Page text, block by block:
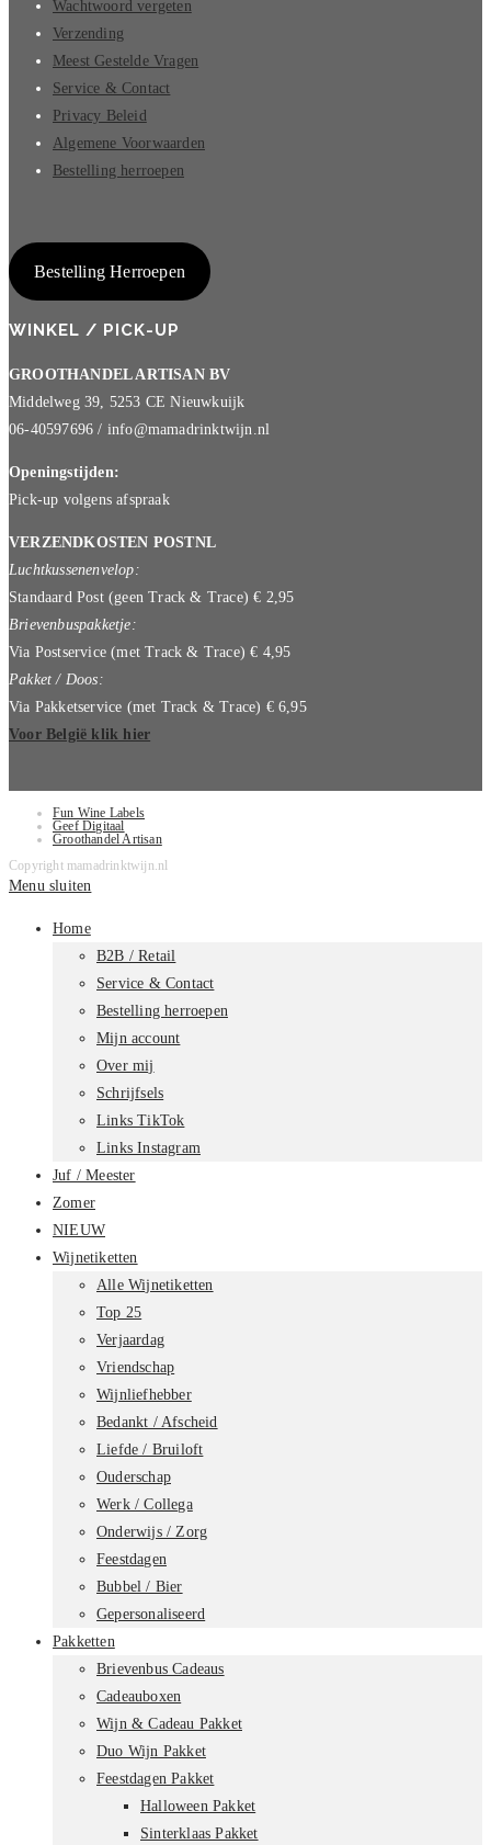
Wachtwoord vergeten
Verzending
Meest Gestelde Vragen
Service & Contact
Privacy Beleid
Algemene Voorwaarden
Bestelling herroepen
Bestelling Herroepen
WINKEL / PICK-UP
GROOTHANDEL ARTISAN BV
Middelweg 39, 5253 CE Nieuwkuijk
06-40597696 / info@mamadrinktwijn.nl
Openingstijden:
Pick-up volgens afspraak
VERZENDKOSTEN POSTNL
Luchtkussenenvelop:
Standaard Post (geen Track & Trace) € 2,95
Brievenbuspakketje:
Via Postservice (met Track & Trace) € 4,95
Pakket / Doos:
Via Pakketservice (met Track & Trace) € 6,95
Voor België klik hier
Fun Wine Labels
Geef Digitaal
Groothandel Artisan
Copyright mamadrinktwijn.nl
Menu sluiten
Home
B2B / Retail
Service & Contact
Bestelling herroepen
Mijn account
Over mij
Schrijfsels
Links TikTok
Links Instagram
Juf / Meester
Zomer
NIEUW
Wijnetiketten
Alle Wijnetiketten
Top 25
Verjaardag
Vriendschap
Wijnliefhebber
Bedankt / Afscheid
Liefde / Bruiloft
Ouderschap
Werk / Collega
Onderwijs / Zorg
Feestdagen
Bubbel / Bier
Gepersonaliseerd
Pakketten
Brievenbus Cadeaus
Cadeauboxen
Wijn & Cadeau Pakket
Duo Wijn Pakket
Feestdagen Pakket
Halloween Pakket
Sinterklaas Pakket